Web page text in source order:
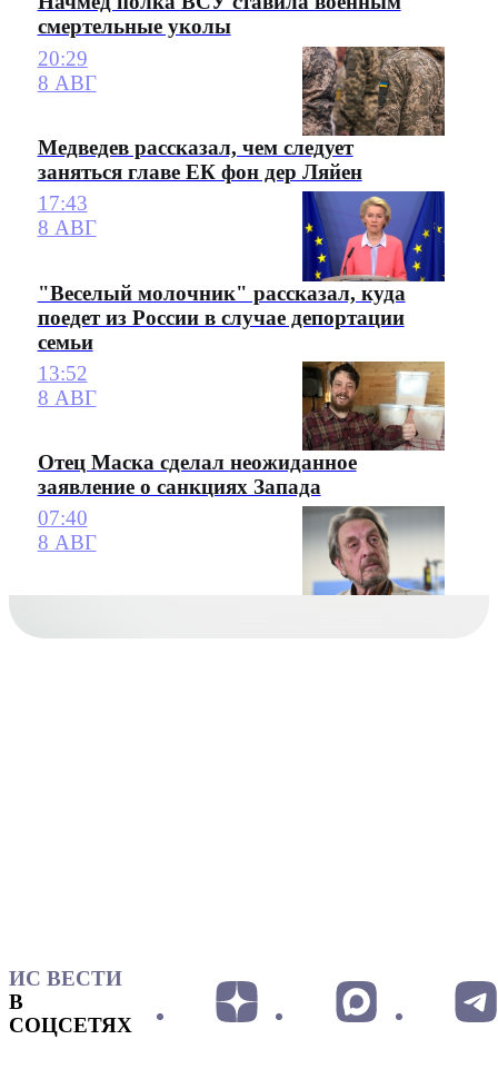
смертельные уколы
20:29
8 АВГ
Медведев рассказал, чем следует
заняться главе ЕК фон дер Ляйен
17:43
8 АВГ
"Веселый молочник" рассказал, куда
поедет из России в случае депортации
семьи
13:52
8 АВГ
Отец Маска сделал неожиданное
заявление о санкциях Запада
07:40
8 АВГ
ИС ВЕСТИ
В
СОЦСЕТЯХ